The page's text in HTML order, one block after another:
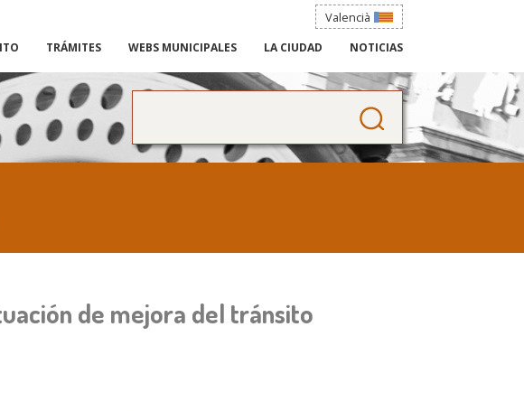
Valencià
TRÁMITES WEBS MUNICIPALES LA CIUDAD NOTICIAS
de mejora del tránsito